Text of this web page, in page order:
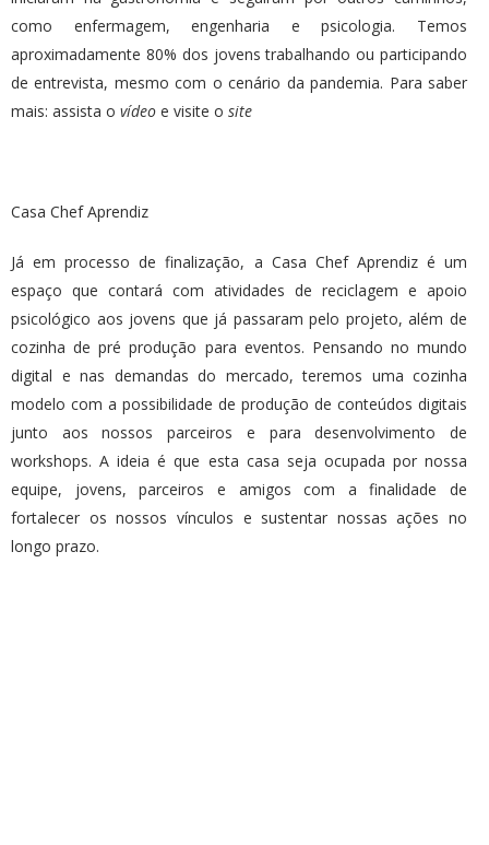
como enfermagem, engenharia e psicologia. Temos
aproximadamente 80% dos jovens trabalhando ou participando
de entrevista, mesmo com o cenário da pandemia. Para saber
mais: assista o vídeo e visite o site
Casa Chef Aprendiz
Já em processo de finalização, a Casa Chef Aprendiz é um
espaço que contará com atividades de reciclagem e apoio
psicológico aos jovens que já passaram pelo projeto, além de
cozinha de pré produção para eventos. Pensando no mundo
digital e nas demandas do mercado, teremos uma cozinha
modelo com a possibilidade de produção de conteúdos digitais
junto aos nossos parceiros e para desenvolvimento de
workshops. A ideia é que esta casa seja ocupada por nossa
equipe, jovens, parceiros e amigos com a finalidade de
fortalecer os nossos vínculos e sustentar nossas ações no
longo prazo.